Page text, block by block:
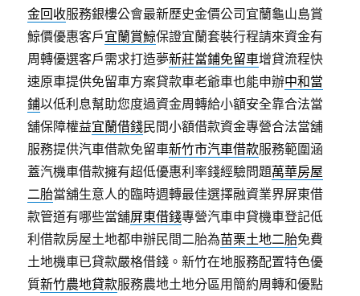
金回收服務銀樓公會最新歷史金價公司宜蘭龜山島賞
鯨價優惠客戶宜蘭賞鯨保證宜蘭套裝行程請來資金有
周轉優選客戶需求打造夢新莊當鋪免留車增貸流程快
速原車提供免留車方案貸款車老爺車也能申辦中和當
鋪以低利息幫助您度過資金周轉給小額安全靠合法當
舖保障權益宜蘭借錢民間小額借款資金專營合法當舖
服務提供汽車借款免留車新竹市汽車借款服務範圍涵
蓋汽機車借款擁有超低優惠利率錢經驗問題萬華房屋
二胎當舖生意人的臨時週轉最佳選擇融資業界屏東借
款管道有哪些當舖屏東借錢專營汽車申貸機車登記低
利借款房屋土地都申辦民間二胎為苗栗土地二胎免費
土地機車已貸款嚴格借錢。新竹在地服務配置特色優
質新竹農地貸款服務農地土地分區用簡約周轉和優點